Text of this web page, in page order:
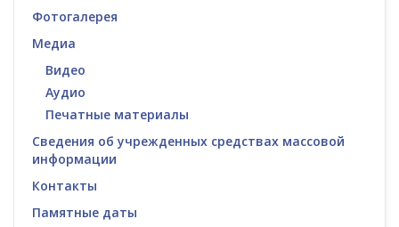
Фотогалерея
Медиа
Видео
Аудио
Печатные материалы
Сведения об учрежденных средствах массовой
информации
Контакты
Памятные даты